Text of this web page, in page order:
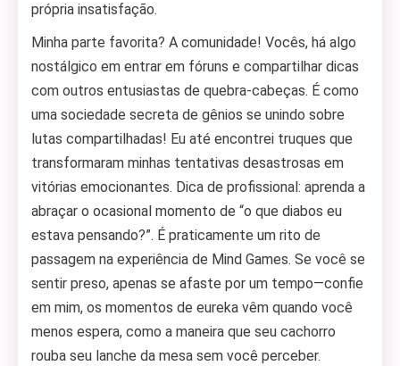
própria insatisfação.
Minha parte favorita? A comunidade! Vocês, há algo
nostálgico em entrar em fóruns e compartilhar dicas
com outros entusiastas de quebra-cabeças. É como
uma sociedade secreta de gênios se unindo sobre
lutas compartilhadas! Eu até encontrei truques que
transformaram minhas tentativas desastrosas em
vitórias emocionantes. Dica de profissional: aprenda a
abraçar o ocasional momento de “o que diabos eu
estava pensando?”. É praticamente um rito de
passagem na experiência de Mind Games. Se você se
sentir preso, apenas se afaste por um tempo—confie
em mim, os momentos de eureka vêm quando você
menos espera, como a maneira que seu cachorro
rouba seu lanche da mesa sem você perceber.